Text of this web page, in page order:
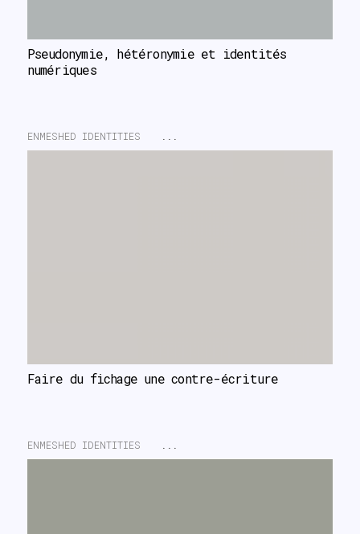
Pseudonymie, hétéronymie et identités
numériques
ENMESHED IDENTITIES
Faire du fichage une contre-écriture
ENMESHED IDENTITIES